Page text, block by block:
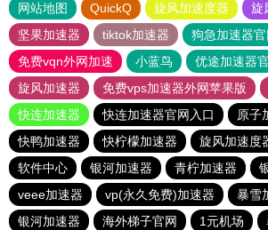
网站地图 QuickQ 旋风加速度器
旋
坚果加速器
tiktok加速器
狗急加速器官
免费vqn外网加速
小蓝鸟 优途加速器
旋风加速器
免费vps加速器外网苹果版
快连加速器
快连加速器官网入口
原子
快鸭加速器
快柠檬加速器 旋风加速度
软件中心
银河加速器 青柠加速器
veee加速器
vp(永久免费)加速器 暴雪
银河加速器
海外梯子官网 1元机场